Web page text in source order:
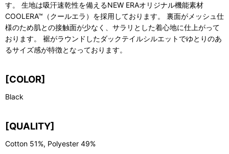
す。 生地は吸汗速乾性を備えるNEW ERAオリジナル機能素材
COOLERA™（クールエラ）を採用しております。 裏面がメッシュ仕
様のため肌との接触面が少なく、サラリとした着心地に仕上がって
おります。 裾がラウンドしたダックテイルシルエットでゆとりのあ
るサイズ感が特徴となっております。
[COLOR]
Black
[QUALITY]
Cotton 51%, Polyester 49%